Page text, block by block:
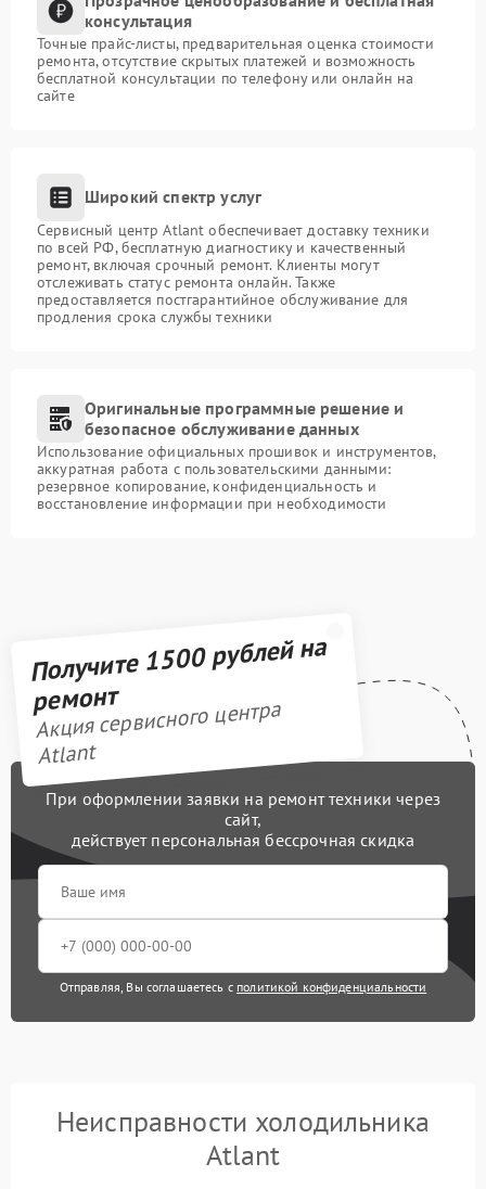
консультация
Точные прайс-листы, предварительная оценка стоимости
ремонта, отсутствие скрытых платежей и возможность
бесплатной консультации по телефону или онлайн на
сайте
Широкий спектр услуг
Сервисный центр Atlant обеспечивает доставку техники
по всей РФ, бесплатную диагностику и качественный
ремонт, включая срочный ремонт. Клиенты могут
отслеживать статус ремонта онлайн. Также
предоставляется постгарантийное обслуживание для
продления срока службы техники
Оригинальные программные решение и
безопасное обслуживание данных
Использование официальных прошивок и инструментов,
аккуратная работа с пользовательскими данными:
резервное копирование, конфиденциальность и
восстановление информации при необходимости
Получите 1500 рублей на
ремонт
Акция сервисного центра
Atlant
При оформлении заявки на ремонт техники через
сайт,
действует персональная бессрочная скидка
Отправляя, Вы соглашаетесь с политикой конфиденциальности
Неисправности холодильника
Atlant